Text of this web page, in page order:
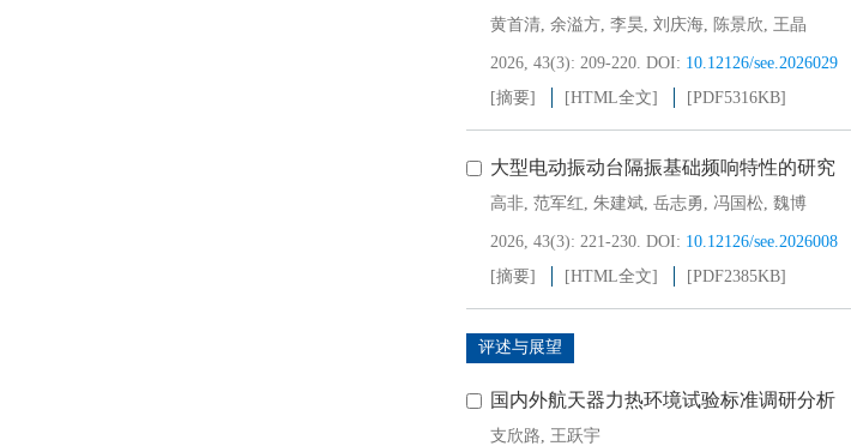
黄首清, 余溢方, 李昊, 刘庆海, 陈景欣, 王晶
2026, 43(3): 209-220. DOI: 10.12126/see.2026029
[摘要]
[HTML全文] [PDF5316KB]
大型电动振动台隔振基础频响特性的研究
高非, 范军红, 朱建斌, 岳志勇 , 冯国松, 魏博
2026, 43(3): 221-230. DOI: 10.12126/see.2026008
[摘要]
[HTML全文] [PDF2385KB]
评述与展望
国内外航天器力热环境试验标准调研分析
支欣路, 王跃宇